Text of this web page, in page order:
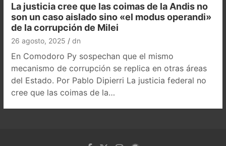
La justicia cree que las coimas de la Andis no
son un caso aislado sino «el modus operandi»
de la corrupción de Milei
26 agosto, 2025 dn
En Comodoro Py sospechan que el mismo
mecanismo de corrupción se replica en otras áreas
del Estado. Por Pablo Dipierri La justicia federal no
cree que las coimas de la…